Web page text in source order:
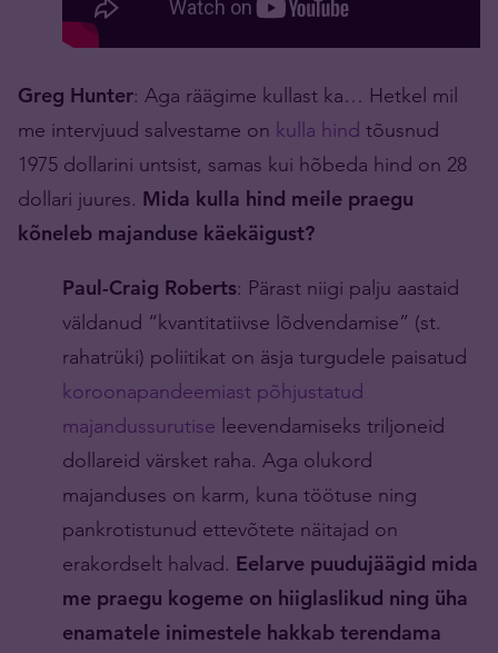
Greg Hunter: Aga räägime kullast ka… Hetkel mil
me intervjuud salvestame on kulla hind tõusnud
1975 dollarini untsist, samas kui hõbeda hind on 28
dollari juures. Mida kulla hind meile praegu
kõneleb majanduse käekäigust?
Paul-Craig Roberts: Pärast niigi palju aastaid
väldanud “kvantitatiivse lõdvendamise” (st.
rahatrüki) poliitikat on äsja turgudele paisatud
koroonapandeemiast põhjustatud
majandussurutise leevendamiseks triljoneid
dollareid värsket raha. Aga olukord
majanduses on karm, kuna töötuse ning
pankrotistunud ettevõtete näitajad on
erakordselt halvad. Eelarve puudujäägid mida
me praegu kogeme on hiiglaslikud ning üha
enamatele inimestele hakkab terendama